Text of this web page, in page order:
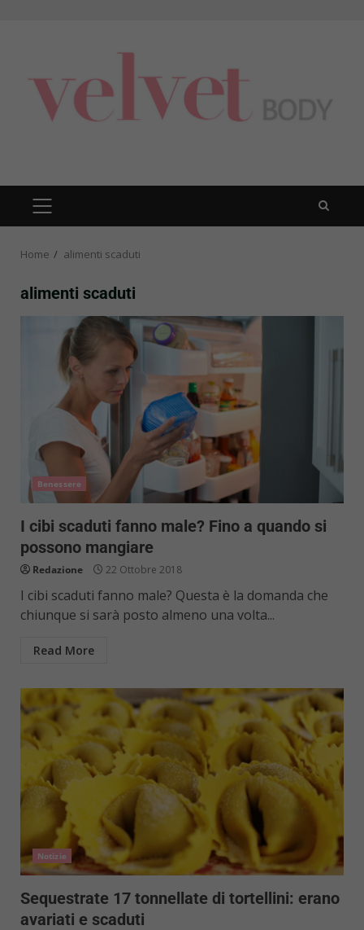
PRIMARY
MENU
Home alimenti scaduti
alimenti scaduti
Benessere
I cibi scaduti fanno male? Fino a quando si
possono mangiare
Redazione 22 Ottobre 2018
I cibi scaduti fanno male? Questa è la domanda che
chiunque si sarà posto almeno una volta...
Read More
Notizie
Sequestrate 17 tonnellate di tortellini: erano
avariati e scaduti